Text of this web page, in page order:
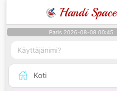
Handi Space
Paris 2026-08-08 00:45
Koti